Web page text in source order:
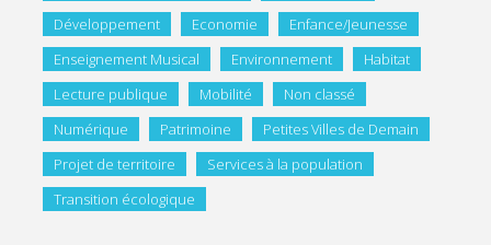
Développement
Economie
Enfance/Jeunesse
Enseignement Musical
Environnement
Habitat
Lecture publique
Mobilité
Non classé
Numérique
Patrimoine
Petites Villes de Demain
Projet de territoire
Services à la population
Transition écologique